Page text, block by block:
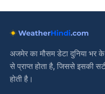
अजमेर का मौसम डेटा दुनिया भर के
से प्राप्त होता है, जिससे इसकी
होती है।